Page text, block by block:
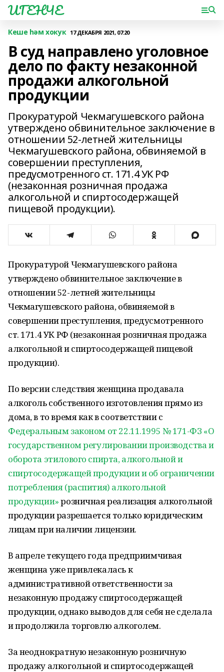
ИГЕНЧЕ
Кеше һәм хокук 17 ДЕКАБРЯ 2021, 07:20
В суд направлено уголовное
дело по факту незаконной
продажи алкогольной
продукции
Прокуратурой Чекмагушевского района
утверждено обвинительное заключение в
отношении 52-летней жительницы
Чекмагушевского района, обвиняемой в
совершении преступления,
предусмотренного ст. 171.4 УК РФ
(незаконная розничная продажа
алкогольной и спиртосодержащей
пищевой продукции).
Прокуратурой Чекмагушевского района
утверждено обвинительное заключение в
отношении 52-летней жительницы
Чекмагушевского района, обвиняемой в
совершении преступления, предусмотренного
ст. 171.4 УК РФ (незаконная розничная продажа
алкогольной и спиртосодержащей пищевой
продукции).
По версии следствия женщина продавала
алкоголь собственного изготовления прямо из
дома, в то время как в соответствии с
Федеральным законом от 22.11.1995 № 171-ФЗ «О
государственном регулировании производства и
оборота этилового спирта, алкогольной и
спиртосодержащей продукции и об ограничении
потребления (распития) алкогольной
продукции»розничная реализация алкогольной
продукции разрешается только юридическим
лицам при наличии лицензии.
В апреле текущего года предприимчивая
женщина уже привлекалась к
административной ответственности за
незаконную продажу спиртосодержащей
продукции, однако выводов для себя не сделала
и продолжила торговлю алкоголем.
За неоднократную незаконную розничную
продажу алкогольной и спиртосодержащей